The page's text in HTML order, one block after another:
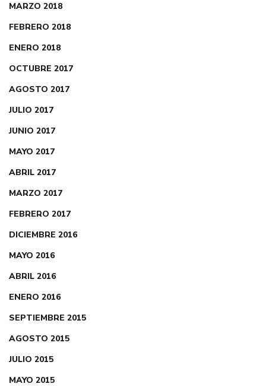
MARZO 2018
FEBRERO 2018
ENERO 2018
OCTUBRE 2017
AGOSTO 2017
JULIO 2017
JUNIO 2017
MAYO 2017
ABRIL 2017
MARZO 2017
FEBRERO 2017
DICIEMBRE 2016
MAYO 2016
ABRIL 2016
ENERO 2016
SEPTIEMBRE 2015
AGOSTO 2015
JULIO 2015
MAYO 2015